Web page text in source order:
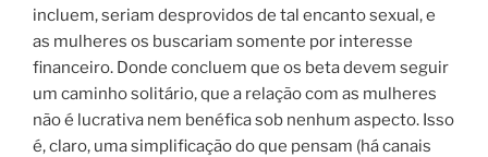
incluem, seriam desprovidos de tal encanto sexual, e
as mulheres os buscariam somente por interesse
financeiro. Donde concluem que os beta devem seguir
um caminho solitário, que a relação com as mulheres
não é lucrativa nem benéfica sob nenhum aspecto. Isso
é, claro, uma simplificação do que pensam (há canais